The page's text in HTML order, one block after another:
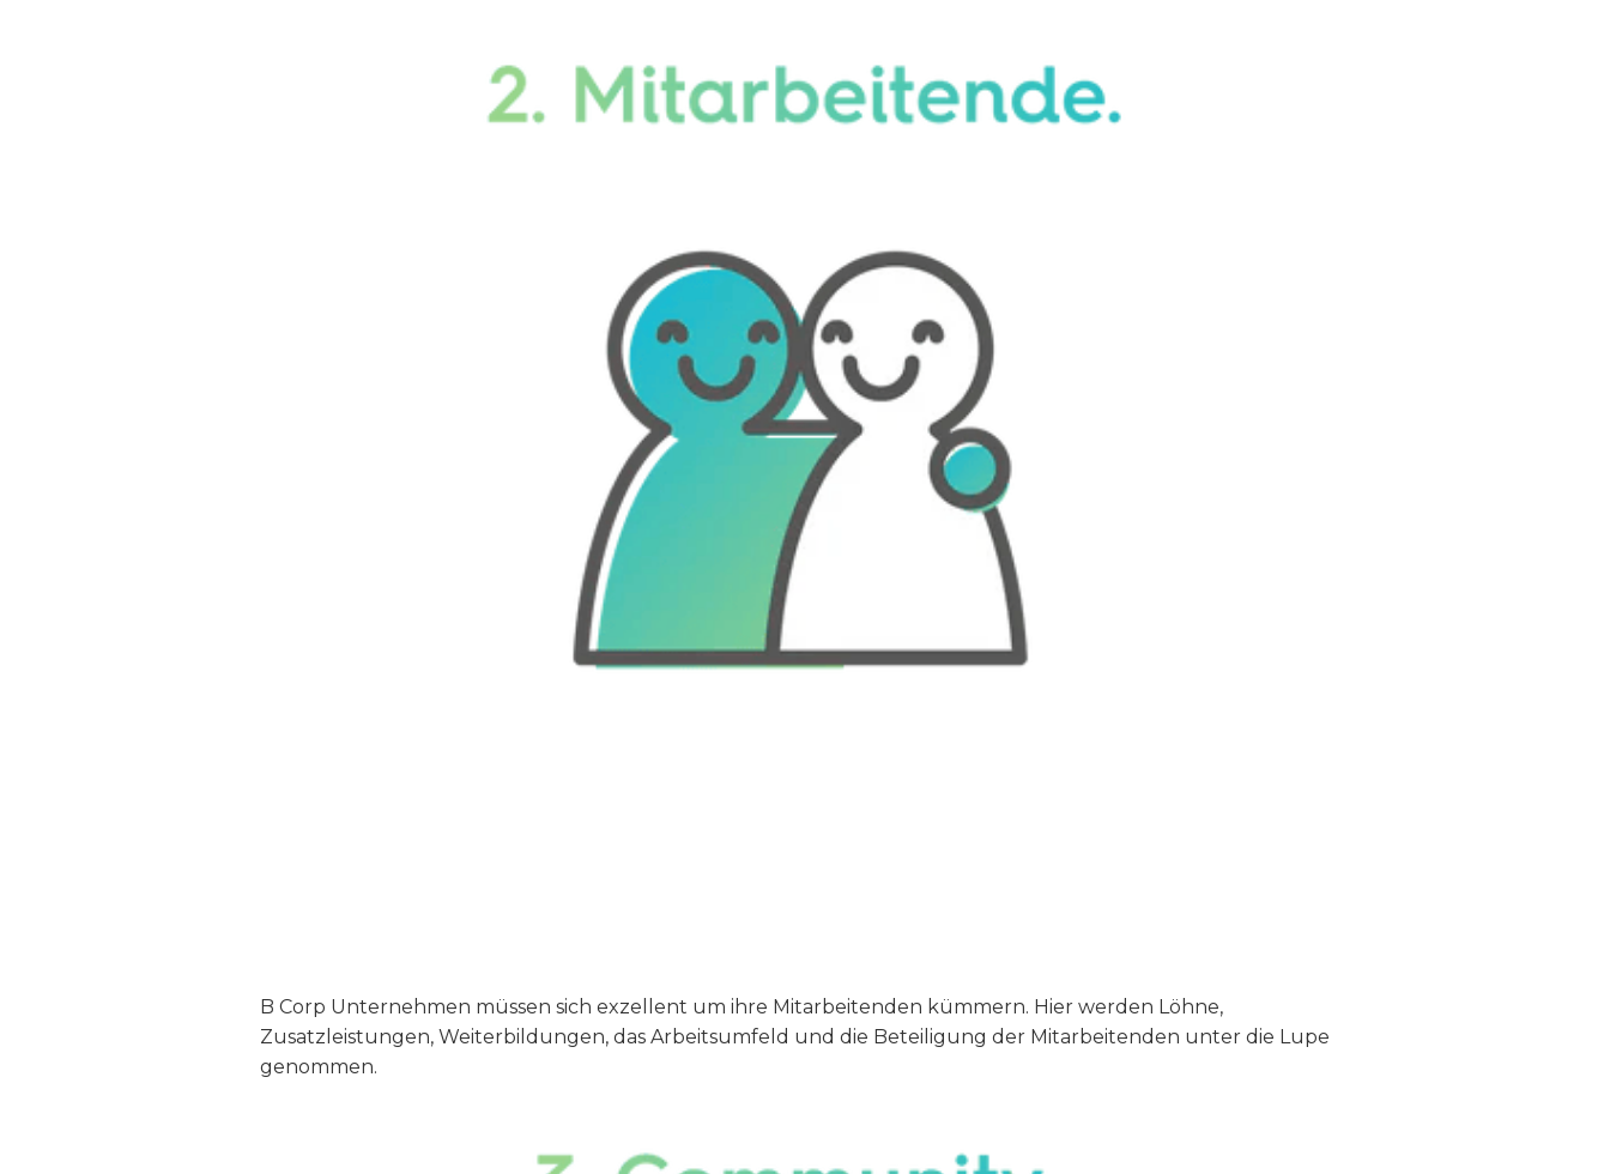
B Corp Unternehmen müssen sich exzellent um ihre Mitarbeitenden kümmern. Hier werden Löhne,
Zusatzleistungen, Weiterbildungen, das Arbeitsumfeld und die Beteiligung der Mitarbeitenden unter die Lupe
genommen.